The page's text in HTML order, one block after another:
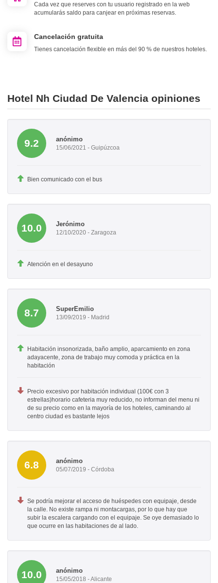
Cada vez que reserves con tu usuario registrado en la web
acumularás saldo para canjear en próximas reservas.
Cancelación gratuita
Tienes cancelación flexible en más del 90 % de nuestros hoteles.
Hotel Nh Ciudad De Valencia opiniones
9.2 anónimo
15/06/2021 - Guipúzcoa
Bien comunicado con el bus
10.0 Jerónimo
12/10/2020 - Zaragoza
Atención en el desayuno
8.7 SuperEmilio
13/09/2019 - Madrid
Habitación insonorizada, baño amplio, aparcamiento en zona
adayacente, zona de trabajo muy comoda y práctica en la
habitación
Precio excesivo por habitación individual (100€ con 3
estrellas)horario cafeteria muy reducido, no informan del menu ni
de su precio como en la mayoría de los hoteles, caminando al
centro ciudad es bastante lejos
6.8 anónimo
05/07/2019 - Córdoba
Se podría mejorar el acceso de huéspedes con equipaje, desde
la calle. No existe rampa ni montacargas, por lo que hay que
subir la escalera cargando con el equipaje. Se oye demasiado lo
que ocurre en las habitaciones de al lado.
10.0 anónimo
15/05/2018 - Alicante